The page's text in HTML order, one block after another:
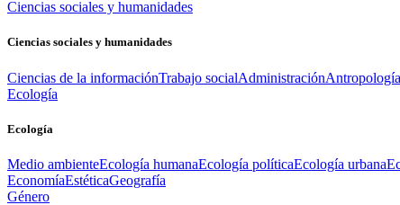
Ciencias sociales y humanidades
Ciencias sociales y humanidades
Ciencias de la informaciónTrabajo socialAdministraciónAntropología
Ecología
Ecología
Medio ambienteEcología humanaEcología políticaEcología urbana
EconomíaEstéticaGeografía
Género